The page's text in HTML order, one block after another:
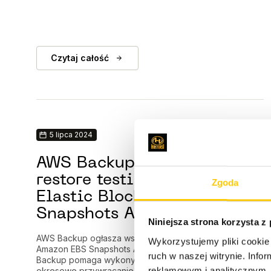
Zgoda
Niniejsza strona korzysta z
Wykorzystujemy pliki
ruch w naszej witrynie.
Czytaj całość
5 lipca 2024
AWS Backup wspiera teraz
restore testing dla Amazon
Elastic Block Store (EBS)
Snapshots Archive
AWS Backup ogłasza wspieranie dla restore testing
Amazon EBS Snapshots Archive. Restore testing AWS
Backup pomaga wykonywać zautomatyzowane i